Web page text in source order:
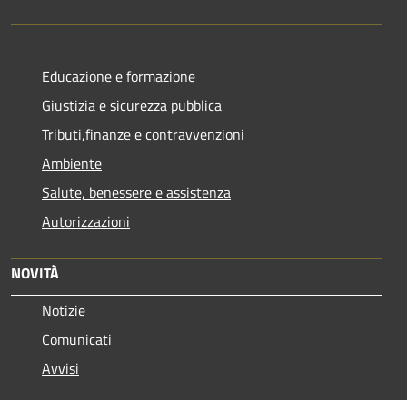
Educazione e formazione
Giustizia e sicurezza pubblica
Tributi,finanze e contravvenzioni
Ambiente
Salute, benessere e assistenza
Autorizzazioni
NOVITÀ
Notizie
Comunicati
Avvisi